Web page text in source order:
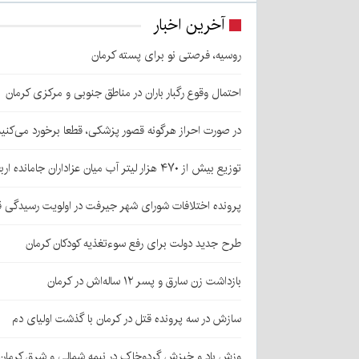
آخرین اخبار
روسیه، فرصتی نو برای پسته کرمان
احتمال وقوع رگبار باران در مناطق جنوبی و مرکزی کرمان
در صورت احراز هرگونه قصور پزشکی، قطعا برخورد
توزیع بیش از ۴۷۰ هزار لیتر آب میان عزاداران جامانده اربعین در کرمان
پرونده اختلافات شورای شهر جیرفت در اولویت
طرح جدید دولت برای رفع سوءتغذیه کودکان کرمان
بازداشت زن سارق و پسر ۱۲ ساله‌اش در کرمان
سازش در سه پرونده قتل در کرمان با گذشت اولیای دم